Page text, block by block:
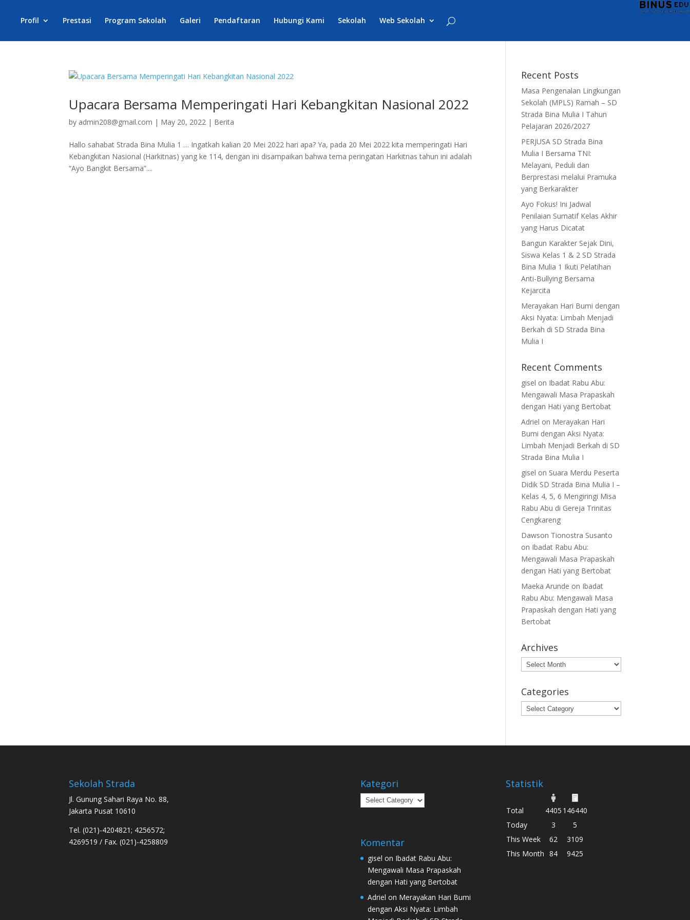
Profil Prestasi Program Sekolah Galeri Pendaftaran Hubungi Kami Sekolah Web Sekolah
Upacara Bersama Memperingati Hari Kebangkitan Nasional 2022
by admin208@gmail.com | May 20, 2022 | Berita
Hallo sahabat Strada Bina Mulia 1 … Ingatkah kalian 20 Mei 2022 hari apa? Ya, pada 20 Mei 2022 kita memperingati Hari
Kebangkitan Nasional (Harkitnas) yang ke 114, dengan ini disampaikan bahwa tema peringatan Harkitnas tahun ini adalah
“Ayo Bangkit Bersama”....
Recent Posts
Masa Pengenalan Lingkungan
Sekolah (MPLS) Ramah – SD
Strada Bina Mulia I Tahun
Pelajaran 2026/2027
PERJUSA SD Strada Bina
Mulia I Bersama TNI:
Melayani, Peduli dan
Berprestasi melalui Pramuka
yang Berkarakter
Ayo Fokus! Ini Jadwal
Penilaian Sumatif Kelas Akhir
yang Harus Dicatat
Bangun Karakter Sejak Dini,
Siswa Kelas 1 & 2 SD Strada
Bina Mulia 1 Ikuti Pelatihan
Anti-Bullying Bersama
Kejarcita
Merayakan Hari Bumi dengan
Aksi Nyata: Limbah Menjadi
Berkah di SD Strada Bina
Mulia I
Recent Comments
gisel on Ibadat Rabu Abu:
Mengawali Masa Prapaskah
dengan Hati yang Bertobat
Adriel on Merayakan Hari
Bumi dengan Aksi Nyata:
Limbah Menjadi Berkah di SD
Strada Bina Mulia I
gisel on Suara Merdu Peserta
Didik SD Strada Bina Mulia I –
Kelas 4, 5, 6 Mengiringi Misa
Rabu Abu di Gereja Trinitas
Cengkareng
Dawson Tionostra Susanto
on Ibadat Rabu Abu:
Mengawali Masa Prapaskah
dengan Hati yang Bertobat
Maeka Arunde on Ibadat
Rabu Abu: Mengawali Masa
Prapaskah dengan Hati yang
Bertobat
Archives
Archives
Categories
Categories
Sekolah Strada
Jl. Gunung Sahari Raya No. 88,
Jakarta Pusat 10610
Tel. (021)-4204821; 4256572;
4269519 / Fax. (021)-4258809
Kategori
Kategori
Komentar
gisel on Ibadat Rabu Abu:
Mengawali Masa Prapaskah
dengan Hati yang Bertobat
Adriel on Merayakan Hari Bumi
dengan Aksi Nyata: Limbah
Statistik
Total 4405 146440
Today
3
5
This Week
62
3109
This Month 84 9425